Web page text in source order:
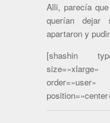
Alli, parecía
querían
apartaron y
[shashin